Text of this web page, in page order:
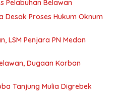
Pelabuhan Belawan
Desak Proses Hukum Oknum
LSM Penjara PN Medan
Dugaan Korban
Tanjung Mulia Digrebek